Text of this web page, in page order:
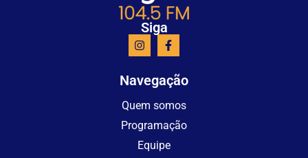
Siga
Navegação
Quem somos
Programação
Equipe